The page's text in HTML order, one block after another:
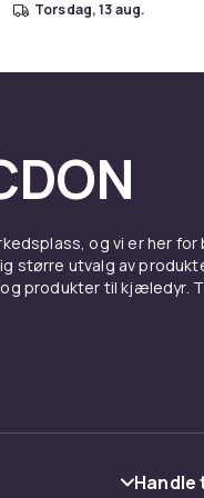
torsdag, 13 aug.
og vi er her
større utvalg av
produkter til kjæledyr.